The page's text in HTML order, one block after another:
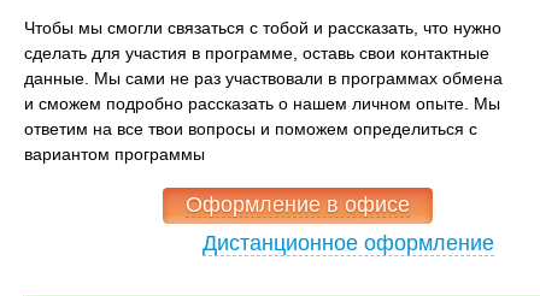
Чтобы мы смогли связаться с тобой и рассказать, что нужно
сделать для участия в программе, оставь свои контактные
данные. Мы сами не раз участвовали в программах обмена
и сможем подробно рассказать о нашем личном опыте. Мы
ответим на все твои вопросы и поможем определиться с
вариантом программы
Оформление в офисе
Дистанционное оформление